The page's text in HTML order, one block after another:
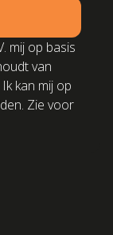
mij op basis
van
kan mij op
Zie voor